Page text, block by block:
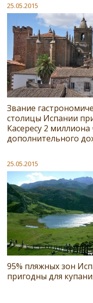
25.05.2015
Звание
столицы Испании
Касересу 2 миллиона
дополнительного
25.05.2015
95% пляжных зон
пригодны для